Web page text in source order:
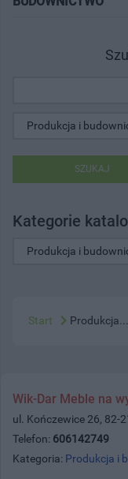
SZUKAJ
Kategorie
Start Produkcja...
Wik-Dar Meble na
ul. Kończewice 26, 82-
Telefon: 606142749
Kategoria: Produkcja i